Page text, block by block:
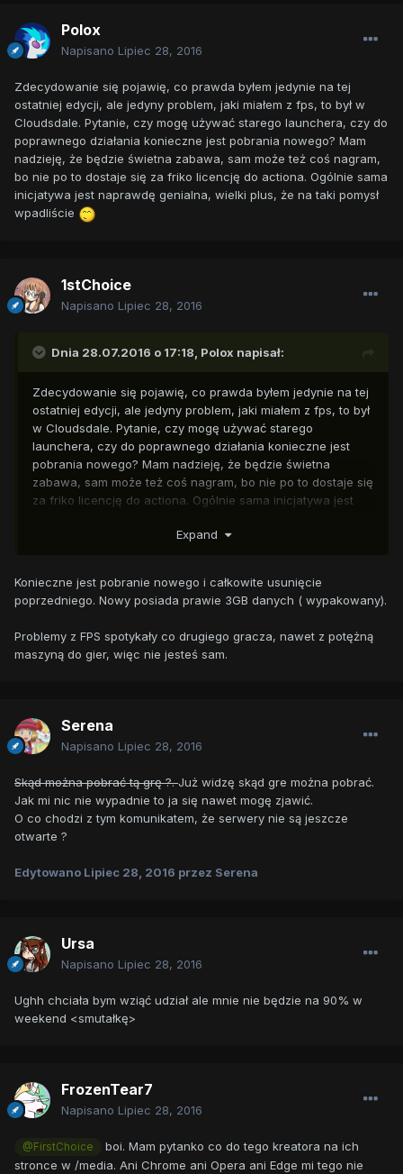
Polox
Napisano Lipiec 28, 2016
Zdecydowanie się pojawię, co prawda byłem jedynie na tej
ostatniej edycji, ale jedyny problem, jaki miałem z fps, to był w
Cloudsdale. Pytanie, czy mogę używać starego launchera, czy do
poprawnego działania konieczne jest pobrania nowego? Mam
nadzieję, że będzie świetna zabawa, sam może też coś nagram,
bo nie po to dostaje się za friko licencję do actiona. Ogólnie sama
inicjatywa jest naprawdę genialna, wielki plus, że na taki pomysł
wpadliście
1stChoice
Napisano Lipiec 28, 2016
Dnia 28.07.2016 o 17:18, Polox napisał:
Zdecydowanie się pojawię, co prawda byłem jedynie na tej
ostatniej edycji, ale jedyny problem, jaki miałem z fps, to był
w Cloudsdale. Pytanie, czy mogę używać starego
launchera, czy do poprawnego działania konieczne jest
pobrania nowego? Mam nadzieję, że będzie świetna
zabawa, sam może też coś nagram, bo nie po to dostaje się
za friko licencję do actiona. Ogólnie sama inicjatywa jest
Expand
Konieczne jest pobranie nowego i całkowite usunięcie
poprzedniego. Nowy posiada prawie 3GB danych ( wypakowany).
Problemy z FPS spotykały co drugiego gracza, nawet z potężną
maszyną do gier, więc nie jesteś sam.
Serena
Napisano Lipiec 28, 2016
Skąd można pobrać tą grę ?.Już widzę skąd gre można pobrać.
Jak mi nic nie wypadnie to ja się nawet mogę zjawić.
O co chodzi z tym komunikatem, że serwery nie są jeszcze
otwarte ?
Edytowano Lipiec 28, 2016 przez Serena
Ursa
Napisano Lipiec 28, 2016
Ughh chciała bym wziąć udział ale mnie nie będzie na 90% w
weekend <smutałkę>
FrozenTear7
Napisano Lipiec 28, 2016
@FirstChoice
boi. Mam pytanko co do tego kreatora na ich
stronce w /media. Ani Chrome ani Opera ani Edge mi tego nie